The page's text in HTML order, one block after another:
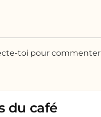
toi pour commenter
du café